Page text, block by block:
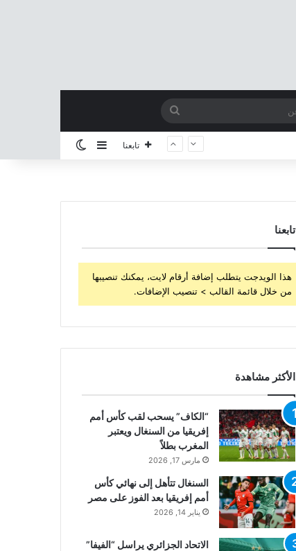
عن
تابعنا إضافة عمود جانبي
تابعنا
هذا الويدجت يتطلب إضافة أرقام لايت، يمكنك تنصيبها
من خلال قائمة القالب > تنصيب الإضافات.
الأكثر مشاهدة
“الكاف” يسحب لقب كأس أمم
إفريقيا من السنغال ويعتبر
المغرب بطلاً
مارس 17, 2026
السنغال تتأهل إلى نهائي كأس
أمم إفريقيا بعد الفوز على مصر
يناير 14, 2026
الاتحاد الجزائري يراسل “الفيفا”